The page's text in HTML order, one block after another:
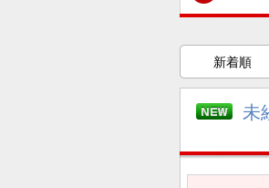
新着順
未